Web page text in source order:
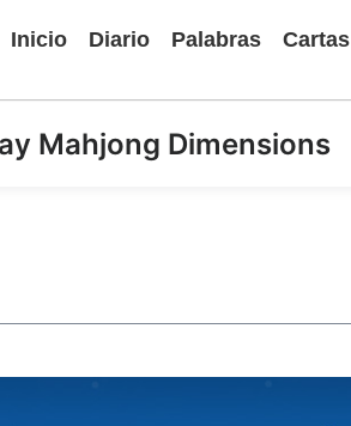
Inicio Diario Palabras Cartas
Mahjong Dimensions